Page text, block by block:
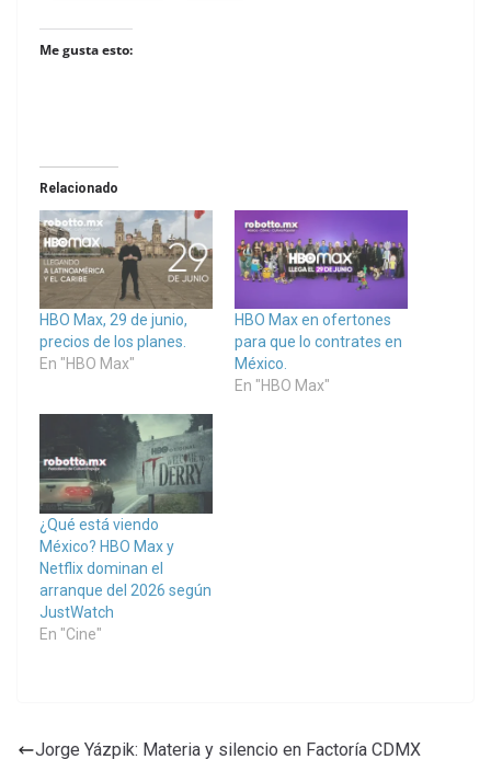
Me gusta esto:
Relacionado
HBO Max, 29 de junio,
precios de los planes.
En "HBO Max"
HBO Max en ofertones
para que lo contrates en
México.
En "HBO Max"
¿Qué está viendo
México? HBO Max y
Netflix dominan el
arranque del 2026 según
JustWatch
En "Cine"
Jorge Yázpik: Materia y silencio en Factoría CDMX